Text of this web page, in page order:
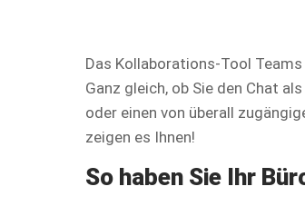
Das Kollaborations-Tool
Ganz gleich, ob Sie den Chat
oder einen von überall
zeigen es Ihnen!
So haben Sie Ihr